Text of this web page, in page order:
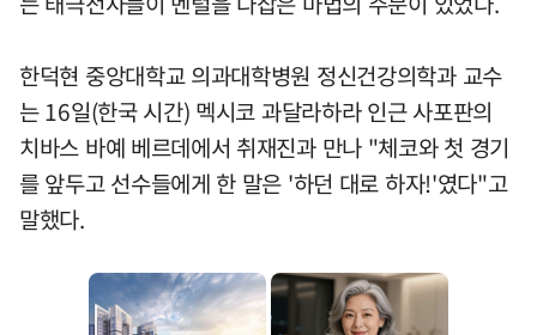
한덕현 중앙대학교 의과대학병원 정신건강의학과 교수
는 16일(한국 시간) 멕시코 과달라하라 인근 사포판의
치바스 바예 베르데에서 취재진과 만나 "체코와 첫 경기
를 앞두고 선수들에게 한 말은 '하던 대로 하자!'였다"고
말했다.